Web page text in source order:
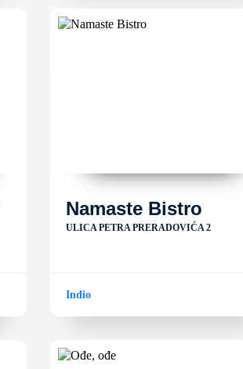
Namaste Bistro
ULICA PETRA PRERADOVIĆA 2
Indio